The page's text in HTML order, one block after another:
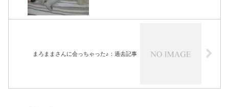
まろままさんに会っちゃった♪：過去記事